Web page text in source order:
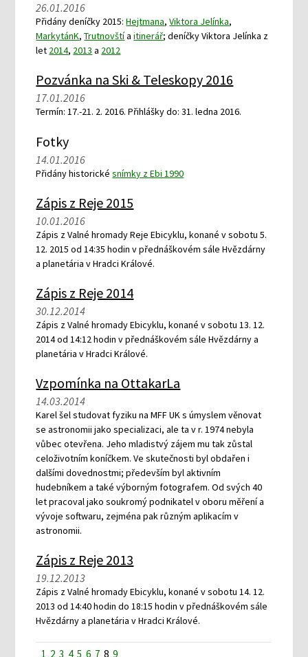
26.01.2016
Přidány deníčky 2015:Hejtmana,Viktora Jelínka,
MarkytánK,Trutnovštíaitinerář; deníčky Viktora Jelínka z
let 2014, 2013 a 2012
Pozvánka na Ski & Teleskopy 2016
17.01.2016
Termín: 17.-21. 2. 2016. Přihlášky do: 31. ledna 2016.
Fotky
14.01.2016
Přidány historickésnímky z Ebi 1990
Zápis z Reje 2015
10.01.2016
Zápis z Valné hromady Reje Ebicyklu, konané v sobotu 5.
12. 2015 od 14:35 hodin v přednáškovém sále Hvězdárny
a planetária v Hradci Králové.
Zápis z Reje 2014
30.12.2014
Zápis z Valné hromady Ebicyklu, konané v sobotu 13. 12.
2014 od 14:12 hodin v přednáškovém sále Hvězdárny a
planetária v Hradci Králové.
Vzpomínka na OttakarLa
14.03.2014
Karel šel studovat fyziku na MFF UK s úmyslem věnovat
se astronomii jako specializaci, ale ta v r. 1974 nebyla
vůbec otevřena. Jeho mladistvý zájem mu tak zůstal
celoživotním koníčkem. Ve skutečnosti byl obdařen i
dalšími dovednostmi; především byl aktivním
hudebníkem a také výborným fotografem. Od svých 40
let pracoval jako soukromý podnikatel v oboru měření a
vývoje softwaru, zejména pak různým aplikacím v
astronomii.
Zápis z Reje 2013
19.12.2013
Zápis z Valné hromady Ebicyklu, konané v sobotu 14. 12.
2013 od 14:40 hodin do 18:15 hodin v přednáškovém sále
Hvězdárny a planetária v Hradci Králové.
1 2 3 4 5 6 7 8 9